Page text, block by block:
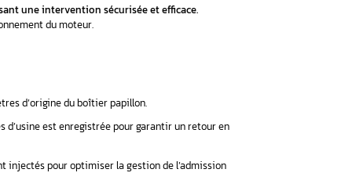
d’optimiser le fonctionnement du moteur et
d’air est mieux régulée, évitant les variations désagréables.
carburant est ajusté pour un fonctionnement optimal.
utile ?